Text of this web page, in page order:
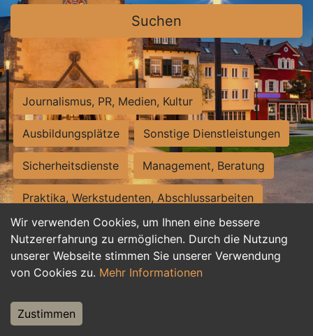
Wir verwenden Cookies, um Ihnen eine bessere
Nutzererfahrung zu ermöglichen. Durch die Nutzung
unserer Webseite stimmen Sie unserer Verwendung
von Cookies zu. Mehr Informationen
Zustimmen
Suchen
Journalismus, PR, Medien, Kultur
Ausbildungsplätze Sonstige Dienstleistungen
Sicherheitsdienste Management, Beratung
Praktika, Werkstudenten, Abschlussarbeiten
Personalwesen Assistenz, Sekretariat
Hilfskräfte, Aushilfs- und Nebenjobs
Weiterbildung, Studium, duale Ausbildung